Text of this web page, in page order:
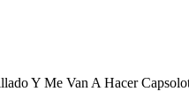
Y Me Van A Hacer